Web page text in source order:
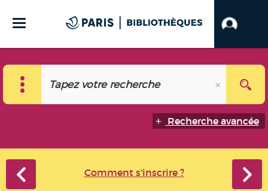
Recherche avancée
Comment s'inscrire ?